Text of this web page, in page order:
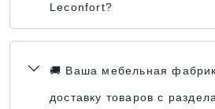
Leconfort?
🚚 Ваша мебельная
доставку товаров с